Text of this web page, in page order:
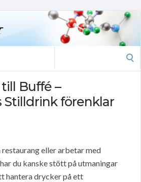
Buffé –
förenklar
restaurang eller arbetar med
du kanske stött på utmaningar
hantera drycker på ett